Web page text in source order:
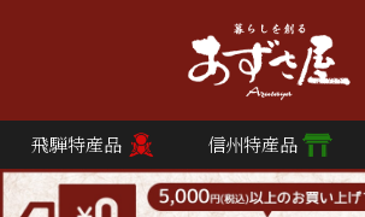
飛騨特産品 信州特産品